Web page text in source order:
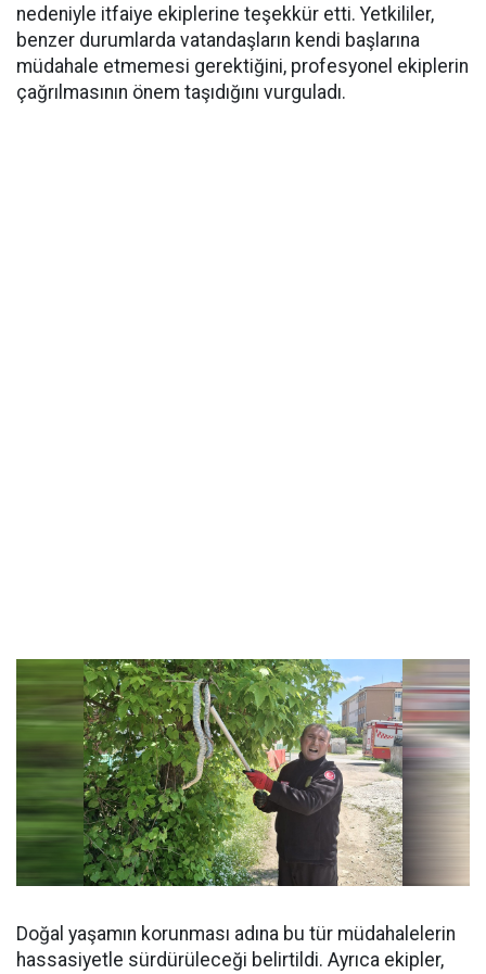
nedeniyle itfaiye ekiplerine teşekkür etti. Yetkililer,
benzer durumlarda vatandaşların kendi başlarına
müdahale etmemesi gerektiğini, profesyonel ekiplerin
çağrılmasının önem taşıdığını vurguladı.
Doğal yaşamın korunması adına bu tür müdahalelerin
hassasiyetle sürdürüleceği belirtildi. Ayrıca ekipler,